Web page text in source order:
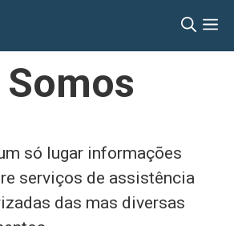
só lugar informações
serviços de assistência
das mas diversas